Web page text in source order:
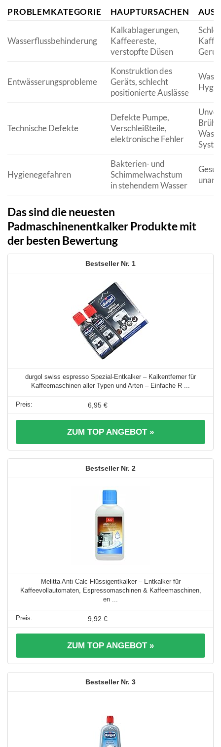
PROBLEMKATEGORIE HAUPTURSACHEN
Wasserflussbehinderung
Kalkablagerungen,
Kaffeereste,
verstopfte Düsen
Entwässerungsprobleme
Konstruktion des
Geräts, schlecht
positionierte Auslässe
Technische Defekte
Defekte Pumpe,
Verschleißteile,
elektronische Fehler
Hygienegefahren
Bakterien- und
Schimmelwachstum
in stehendem Wasser
Das sind die neuesten
Padmaschinenentkalker Produkte mit
der besten Bewertung
1
durgol swiss espresso Spezial-Entkalker – Kalkentferner für
Kaffeemaschinen aller Typen und Arten – Einfache R ...
6,95 €
ZUM TOP ANGEBOT »
2
Melitta Anti Calc Flüssigentkalker – Entkalker für
Kaffeevollautomaten, Espressomaschinen & Kaffeemaschinen,
en ...
9,92 €
ZUM TOP ANGEBOT »
3